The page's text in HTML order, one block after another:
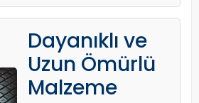
Dayanıklı ve
Uzun Ömürlü
Malzeme